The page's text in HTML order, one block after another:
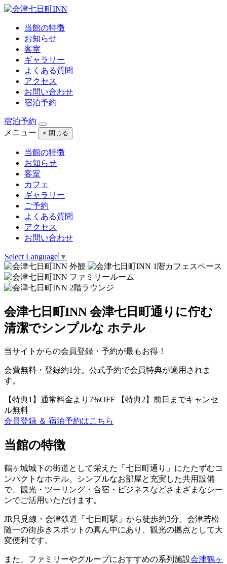
当館の特徴
お知らせ
客室
ギャラリー
よくある質問
アクセス
お問い合わせ
宿泊予約
宿泊予約
メニュー
× 閉じる
当館の特徴
お知らせ
客室
カフェ
ギャラリー
ご予約
よくある質問
アクセス
お問い合わせ
Select Language ▼
会津七日町INN 会津七日町通りに佇む
清潔でシンプルな ホテル
当サイトからの会員登録・予約が最もお得！
会費無料・登録約1分。公式予約で会員特典が適用されま
す。
【特典1】 通常料金より7%OFF 【特典2】 前日までキャンセ
ル無料
会員登録 ＆ 宿泊予約はこちら
当館の特徴
鶴ヶ城城下の街道として栄えた「七日町通り」にたたずむコ
ンパクトなホテル。シンプルなお部屋と充実した共用設備
で、観光・ツーリング・合宿・ビジネスなどさまざまなシー
ンでご活用いただけます。
JR只見線・会津鉄道「七日町駅」から徒歩約3分。会津若松
随一の街歩きスポットの真ん中にあり、観光の拠点として大
変便利です。
また、ファミリーやグループにおすすめの系列施設会津鶴ヶ